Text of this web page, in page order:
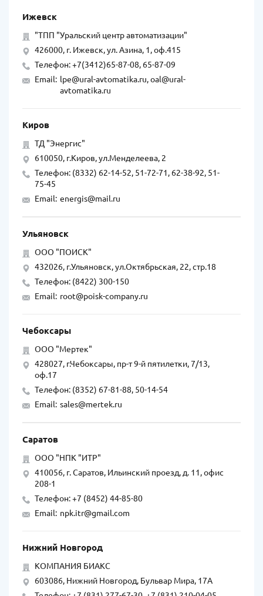
Ижевск
"ТПП "Уральский центр автоматизации"
426000, г. Ижевск, ул. Азина, 1, оф.415
Телефон: +7(3412)65-87-08, 65-87-09
Email: lpe@ural-avtomatika.ru, oal@ural-
avtomatika.ru
Киров
ТД "Энергис"
610050, г.Киров, ул.Менделеева, 2
Телефон: (8332) 62-14-52, 51-72-71, 62-38-92, 51-
75-45
Email: energis@mail.ru
Ульяновск
ООО "ПОИСК"
432026, г.Ульяновск, ул.Октябрьская, 22, стр.18
Телефон: (8422) 300-150
Email: root@poisk-company.ru
Чебоксары
ООО "Мертек"
428027, г.Чебоксары, пр-т 9-й пятилетки, 7/13,
оф.17
Телефон: (8352) 67-81-88, 50-14-54
Email: sales@mertek.ru
Саратов
ООО "НПК "ИТР"
410056, г. Саратов, Ильинский проезд, д. 11, офис
208-1
Телефон: +7 (8452) 44-85-80
Email: npk.itr@gmail.com
Нижний Новгород
КОМПАНИЯ БИАКС
603086, Нижний Новгород, Бульвар Мира, 17А